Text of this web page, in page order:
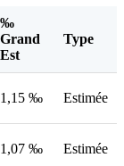
‰
Grand
Est
Type
1,15 ‰ Estimée
1,07 ‰ Estimée